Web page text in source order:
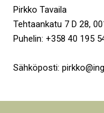
Pirkko Tavaila
Tehtaankatu 7 D 28,
Puhelin: +358 40 195
Sähköposti: